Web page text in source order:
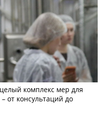
комплекс мер для
от консультаций до